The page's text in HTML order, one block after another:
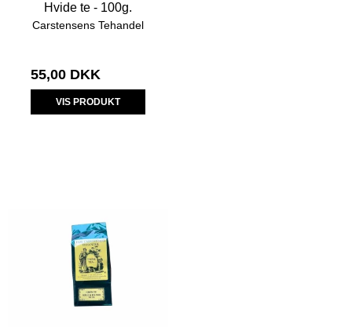
Hvide te - 100g.
Carstensens Tehandel
55,00 DKK
VIS PRODUKT